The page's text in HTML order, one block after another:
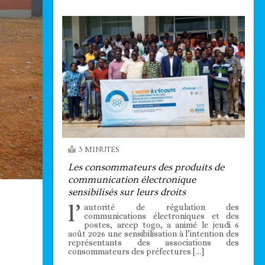
3 MINUTES
Les consommateurs des produits de
communication électronique
sensibilisés sur leurs droits
l’ autorité de régulation des
communications électroniques et des
postes, arcep togo, a animé le jeudi 6
août 2026 une sensibilisation à l’intention des
représentants des associations des
consommateurs des préfectures […]